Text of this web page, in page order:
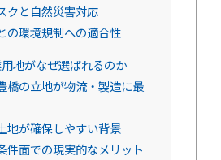
クと自然災害対応
の環境規制への適合性
地がなぜ選ばれるのか
橋の立地が物流・製造に最
地が確保しやすい背景
件面での現実的なメリット